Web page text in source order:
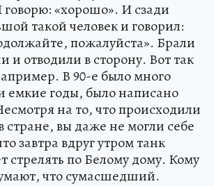
«хорошо». И сзади
такой человек и говорил:
пожалуйста». Брали
и отводили в сторону. Вот так
В 90-е было много
емкие годы, было написано
на то, что происходили
стране, вы даже не могли себе
завтра вдруг утром танк
стрелять по Белому дому. Кому
что сумасшедший.